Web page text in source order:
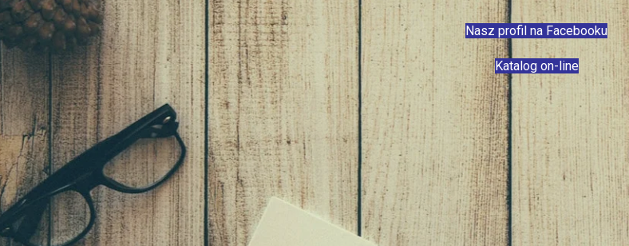
Nasz profil na Facebooku
Katalog on-line